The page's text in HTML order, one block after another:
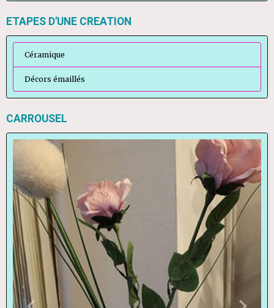
ETAPES D'UNE CREATION
Céramique
Décors émaillés
CARROUSEL